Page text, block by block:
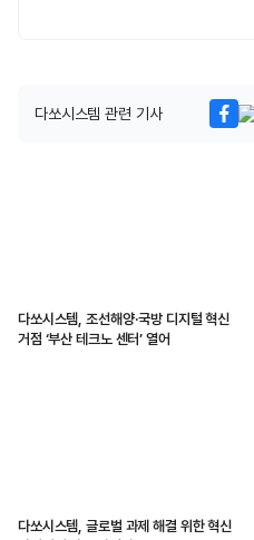
다쏘시스템 관련 기사
다쏘시스템, 조선해양·국방 디지털 혁신
거점 ‘부산 테크노 센터’ 열어
다쏘시스템, 글로벌 과제 해결 위한 혁신